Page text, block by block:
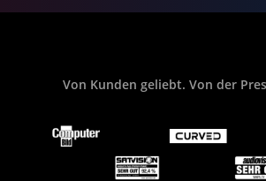
Von Kunden geliebt. Von der